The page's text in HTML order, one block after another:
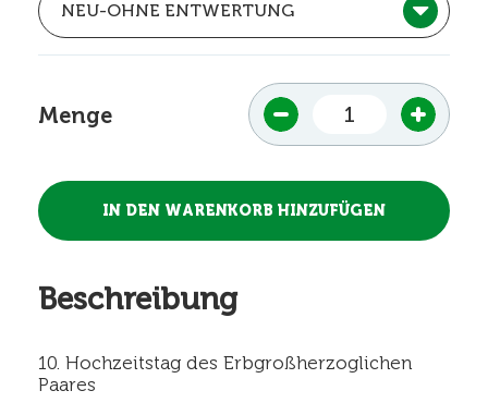
Menge
Beschreibung
10. Hochzeitstag des Erbgroßherzoglichen
Paares